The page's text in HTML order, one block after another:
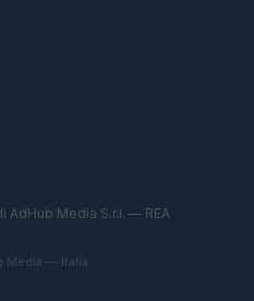
Media S.r.l. — REA
Media — Italia